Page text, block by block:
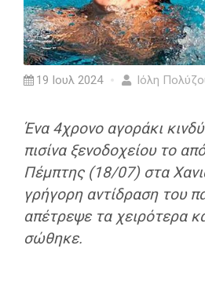
19 Ιουλ 2024 Ιόλη
Ένα 4χρονο αγοράκι
πισίνα ξενοδοχείου το
Πέμπτης (18/07) στα
γρήγορη αντίδραση του
απέτρεψε τα χειρότερα
σώθηκε.